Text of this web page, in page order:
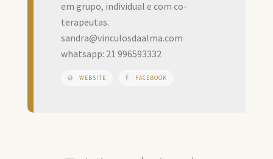
em grupo, individual e com co-
terapeutas.
sandra@vinculosdaalma.com
whatsapp: 21 996593332
WEBSITE FACEBOOK